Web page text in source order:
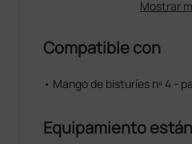
lo que se doblan
para que el cirujano se
sensibilidad de cada una.
PARAGON, la marca por
más de 300 años. En la
marca se asocia con las que
Mostrar
Compatible con
• Mango de bisturíes nº 4 -
Equipamiento